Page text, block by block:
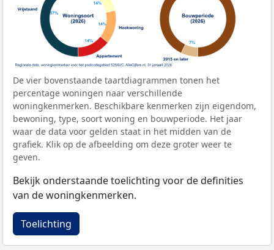
De vier bovenstaande taartdiagrammen tonen het
percentage woningen naar verschillende
woningkenmerken. Beschikbare kenmerken zijn eigendom,
bewoning, type, soort woning en bouwperiode. Het jaar
waar de data voor gelden staat in het midden van de
grafiek. Klik op de afbeelding om deze groter weer te
geven.
Bekijk onderstaande toelichting voor de definities
van de woningkenmerken.
Toelichting